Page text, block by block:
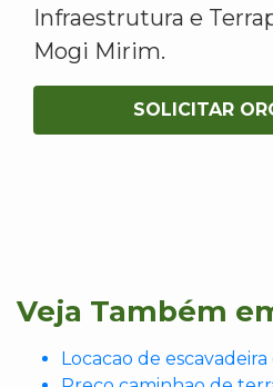
Infraestrutura e
Mogi Mirim.
SOLICITAR
Veja Também
Locacao de